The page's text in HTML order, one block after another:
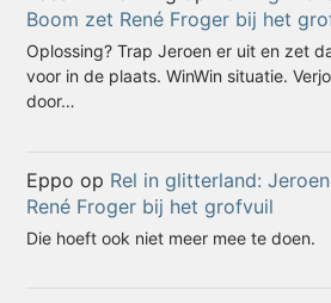
Boom zet René Froger bij het
Oplossing? Trap Jeroen er uit en zet
voor in de plaats. WinWin situatie.
door…
Eppo op Rel in glitterland:
René Froger bij het grofvuil
Die hoeft ook niet meer mee te doen.